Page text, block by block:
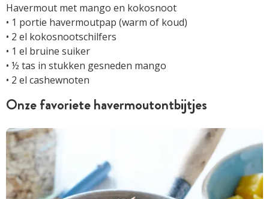
Havermout met mango en kokosnoot
• 1 portie havermoutpap (warm of koud)
• 2 el kokosnootschilfers
• 1 el bruine suiker
• ½ tas in stukken gesneden mango
• 2 el cashewnoten
Onze favoriete havermoutontbijtjes